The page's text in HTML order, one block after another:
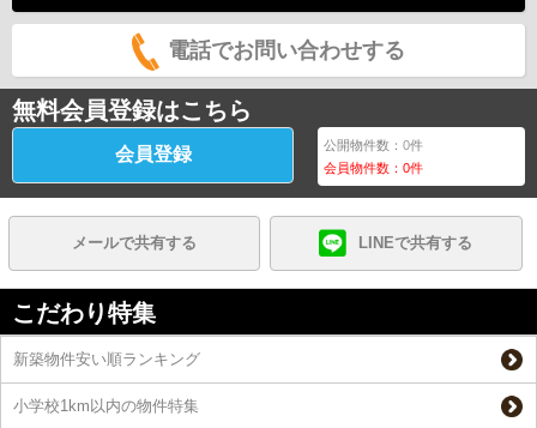
電話でお問い合わせする
無料会員登録はこちら
会員登録 公開物件数：0件
会員物件数：0件
メールで共有する LINEで共有する
こだわり特集
新築物件安い順ランキング
小学校1km以内の物件特集